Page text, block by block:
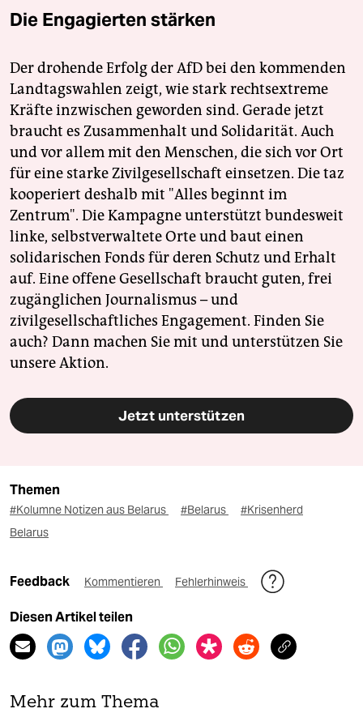
Die Engagierten stärken
Der drohende Erfolg der AfD bei den kommenden
Landtagswahlen zeigt, wie stark rechtsextreme
Kräfte inzwischen geworden sind. Gerade jetzt
braucht es Zusammenhalt und Solidarität. Auch
und vor allem mit den Menschen, die sich vor Ort
für eine starke Zivilgesellschaft einsetzen. Die taz
kooperiert deshalb mit "Alles beginnt im
Zentrum". Die Kampagne unterstützt bundesweit
linke, selbstverwaltete Orte und baut einen
solidarischen Fonds für deren Schutz und Erhalt
auf. Eine offene Gesellschaft braucht guten, frei
zugänglichen Journalismus – und
zivilgesellschaftliches Engagement. Finden Sie
auch? Dann machen Sie mit und unterstützen Sie
unsere Aktion.
Jetzt unterstützen
Themen
#Kolumne Notizen aus Belarus #Belarus
#Krisenherd
Belarus
Feedback Kommentieren Fehlerhinweis
Diesen Artikel teilen
Mehr zum Thema